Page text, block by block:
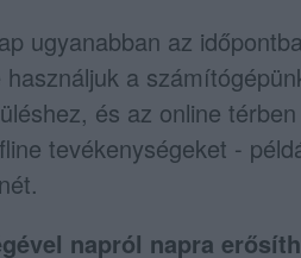
ugyanabban az
a
és az online
tevékenységeket -
napról napra